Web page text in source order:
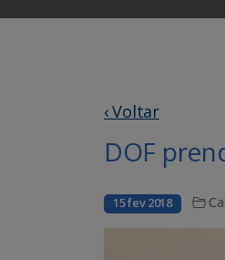
‹ Voltar
DOF
15 fev 2018